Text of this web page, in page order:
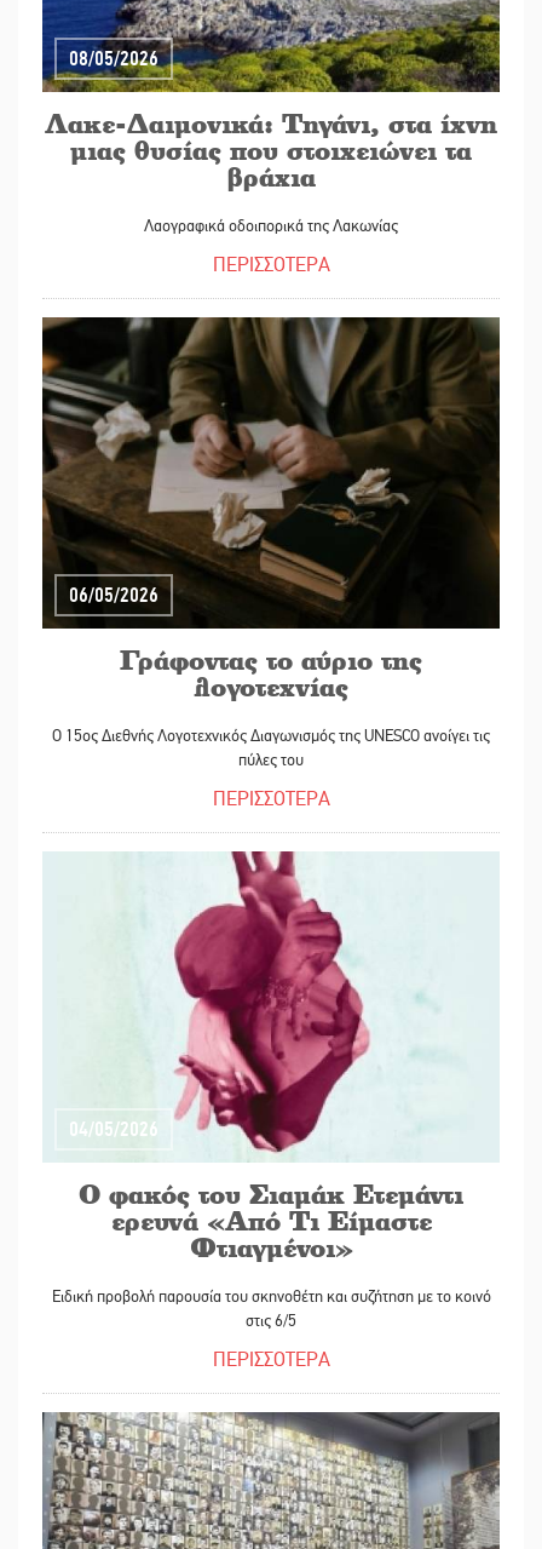
08/05/2026
Λακε-Δαιμονικά: Τηγάνι, στα ίχνη
μιας θυσίας που στοιχειώνει τα
βράχια
Λαογραφικά οδοιπορικά της Λακωνίας
ΠΕΡΙΣΣΟΤΕΡΑ
06/05/2026
Γράφοντας το αύριο της
λογοτεχνίας
Ο 15ος Διεθνής Λογοτεχνικός Διαγωνισμός της UNESCO ανοίγει τις
πύλες του
ΠΕΡΙΣΣΟΤΕΡΑ
04/05/2026
Ο φακός του Σιαμάκ Ετεμάντι
ερευνά «Από Τι Είμαστε
Φτιαγμένοι»
Ειδική προβολή παρουσία του σκηνοθέτη και συζήτηση με το κοινό
στις 6/5
ΠΕΡΙΣΣΟΤΕΡΑ